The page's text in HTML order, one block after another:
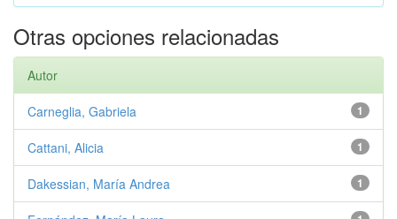
Otras opciones relacionadas
Autor
1
Carneglia, Gabriela
1
Cattani, Alicia
1
Dakessian, María Andrea